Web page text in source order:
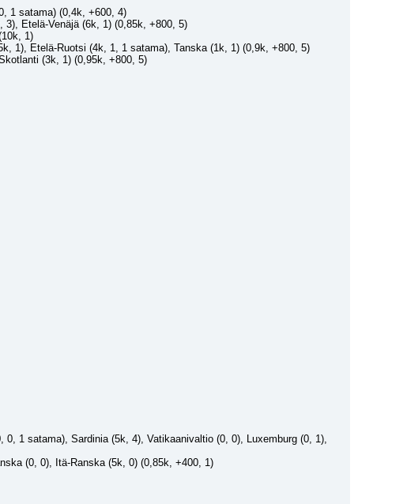
1 satama) (0,4k, +600, 4)
3), Etelä-Venäjä (6k, 1) (0,85k, +800, 5)
1)
1), Etelä-Ruotsi (4k, 1, 1 satama), Tanska (1k, 1) (0,9k, +800, 5)
(3k, 1) (0,95k, +800, 5)
1 satama), Sardinia (5k, 4), Vatikaanivaltio (0, 0), Luxemburg (0, 1),
(0, 0), Itä-Ranska (5k, 0) (0,85k, +400, 1)